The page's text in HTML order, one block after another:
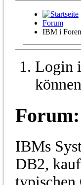
Forum
IBM i Foren
Login
Forum:
IBMs
DB2,